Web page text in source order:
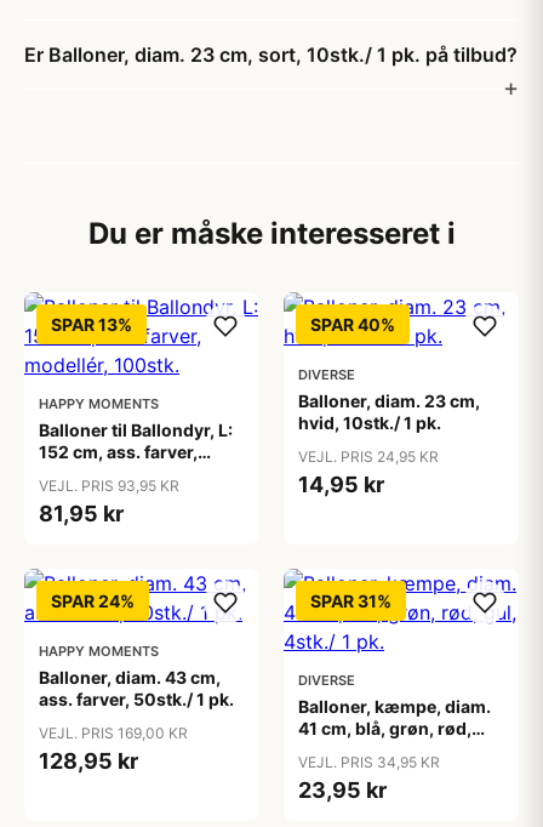
Er Balloner, diam. 23 cm, sort, 10stk./ 1 pk. på tilbud?
Du er måske interesseret i
SPAR 13%
HAPPY MOMENTS
Balloner til Ballondyr, L:
152 cm, ass. farver,
VEJL. PRIS 93,95 KR
81,95 kr
SPAR 40%
DIVERSE
Balloner, diam. 23 cm,
hvid, 10stk./ 1 pk.
VEJL. PRIS 24,95 KR
14,95 kr
SPAR 24%
HAPPY MOMENTS
Balloner, diam. 43 cm,
ass. farver, 50stk./ 1 pk.
VEJL. PRIS 169,00 KR
128,95 kr
SPAR 31%
DIVERSE
Balloner, kæmpe, diam.
41 cm, blå, grøn, rød,
VEJL. PRIS 34,95 KR
23,95 kr